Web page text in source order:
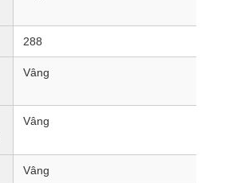
288
Vâng
Vâng
Vâng